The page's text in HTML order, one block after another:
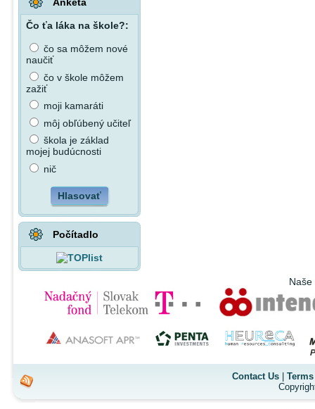
Čo ťa láka na škole?:
čo sa môžem nové
naučiť
čo v škole môžem
zažiť
moji kamaráti
môj obľúbený učiteľ
škola je základ
mojej budúcnosti
nič
Hlasovať
Počítadlo
Contact Us|